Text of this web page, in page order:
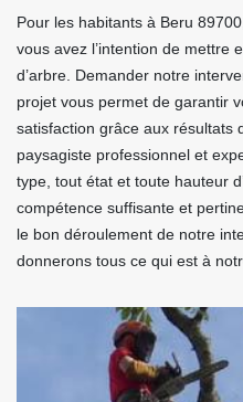
Pour les habitants à Beru
vous avez l’intention de mettre
d’arbre. Demander notre
projet vous permet de garantir
satisfaction grâce aux résultats
paysagiste professionnel et
type, tout état et toute hauteur
compétence suffisante et
le bon déroulement de notre
donnerons tous ce qui est à